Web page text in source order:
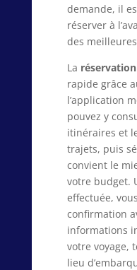
demande, il
réserver à
des
La réservation
rapide grâce
l’application
pouvez y
itinéraires et
trajets, puis
convient le
votre budget.
effectuée,
confirmation
informations
votre voyage,
lieu